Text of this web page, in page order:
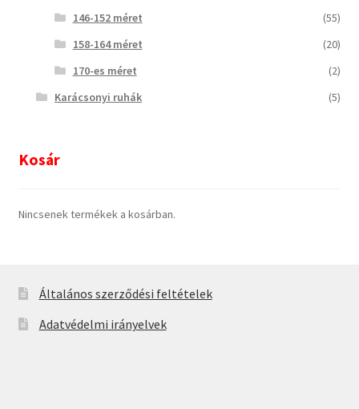
146-152 méret
(55)
158-164 méret
(20)
170-es méret
(2)
Karácsonyi ruhák
(5)
Kosár
Nincsenek termékek a kosárban.
Általános szerződési feltételek
Adatvédelmi irányelvek